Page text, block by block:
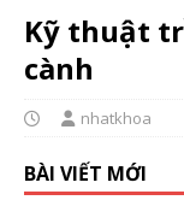
Kỹ thuật
cành
nhatkhoa
BÀI VIẾT MỚI